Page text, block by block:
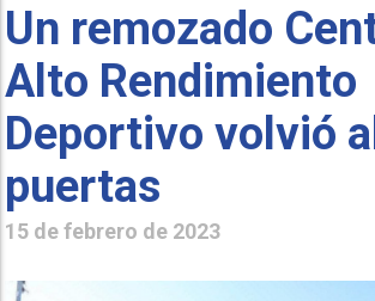
Un remozado
Alto Rendimiento
Deportivo volvió
puertas
15 de febrero de 2023